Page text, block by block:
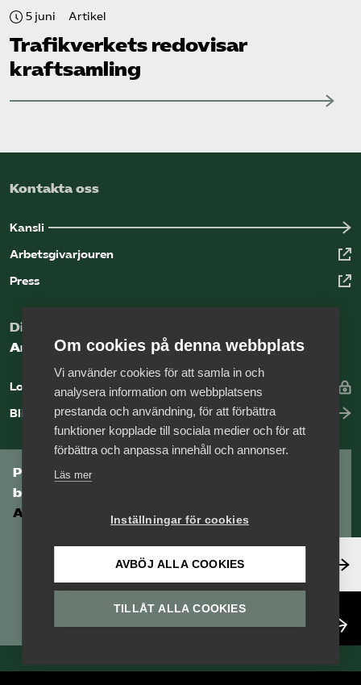
5 juni Artikel
Trafikverkets redovisar
kraftsamling
Kontakta oss
Kansli
Arbetsgivarjouren
Press
Digital kunskapsbank för arbetsgivare
Arbetsgivarguiden
Logga in
Bli medlem
Prenumerera på Tågföretagens
branschnyhetsbrev
Aktuell info direkt i din inkorg.
Anmäl dig här
Om cookies på denna webbplats
Vi använder cookies för att samla in och
analysera information om webbplatsens
prestanda och användning, för att förbättra
funktioner kopplade till sociala medier och för att
förbättra och anpassa innehåll och annonser.
Läs mer
Inställningar för cookies
AVBÖJ ALLA COOKIES
TILLÅT ALLA COOKIES